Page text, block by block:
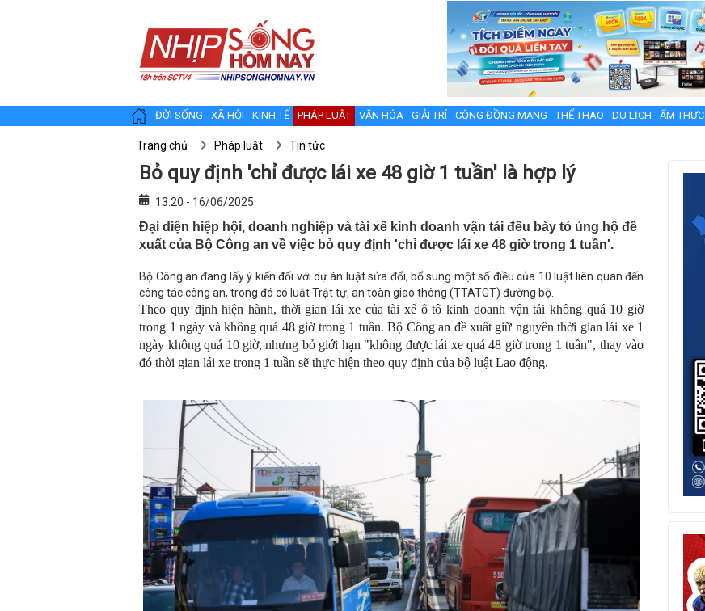
ĐỜI SỐNG - XÃ HỘI KINH TẾ PHÁP LUẬT VĂN HÓA - GIẢI TRÍ CỘNG ĐỒNG MẠNG THỂ THAO DU LỊCH - ẨM THỰC
Trang chủ Pháp luật Tin tức
Bỏ quy định 'chỉ được lái xe 48 giờ 1 tuần' là hợp lý
13:20 - 16/06/2025
Đại diện hiệp hội, doanh nghiệp và tài xế kinh doanh vận tải đều bày tỏ ủng hộ đề
xuất của Bộ Công an về việc bỏ quy định 'chỉ được lái xe 48 giờ trong 1 tuần'.
Bộ Công an đang lấy ý kiến đối với dự án luật sửa đổi, bổ sung một số điều của 10 luật liên quan đến
công tác công an, trong đó có luật Trật tự, an toàn giao thông (TTATGT) đường bộ.
Theo quy định hiện hành, thời gian lái xe của tài xế ô tô kinh doanh vận tải không quá 10 giờ
trong 1 ngày và không quá 48 giờ trong 1 tuần. Bộ Công an đề xuất giữ nguyên thời gian lái xe 1
ngày không quá 10 giờ, nhưng bỏ giới hạn "không được lái xe quá 48 giờ trong 1 tuần", thay vào
đó thời gian lái xe trong 1 tuần sẽ thực hiện theo quy định của bộ luật Lao động.